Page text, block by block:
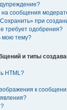
на сообщения
при
требует одобрения?
мою тему?
и типы
HTML?
к